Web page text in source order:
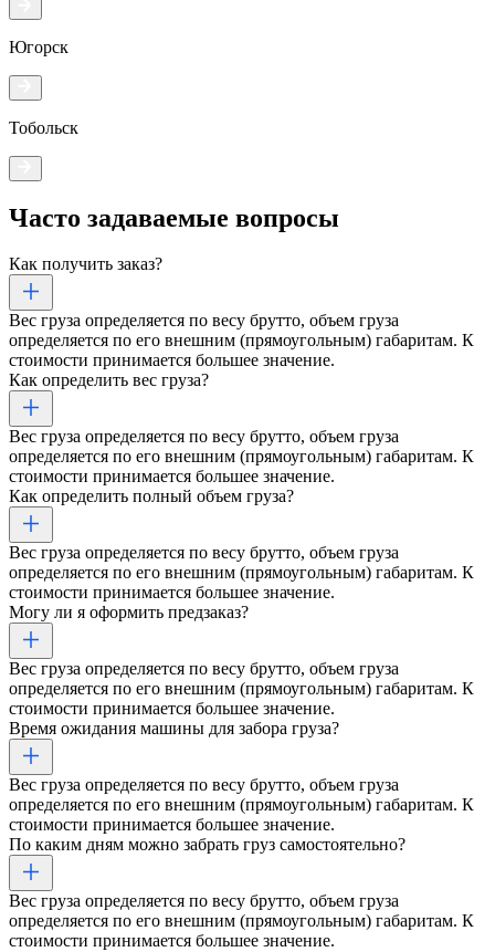
Югорск
Тобольск
Часто задаваемые вопросы
Как получить заказ?
Вес груза определяется по весу брутто, объем груза
определяется по его внешним (прямоугольным) габаритам. К
стоимости принимается большее значение.
Как определить вес груза?
Вес груза определяется по весу брутто, объем груза
определяется по его внешним (прямоугольным) габаритам. К
стоимости принимается большее значение.
Как определить полный объем груза?
Вес груза определяется по весу брутто, объем груза
определяется по его внешним (прямоугольным) габаритам. К
стоимости принимается большее значение.
Могу ли я оформить предзаказ?
Вес груза определяется по весу брутто, объем груза
определяется по его внешним (прямоугольным) габаритам. К
стоимости принимается большее значение.
Время ожидания машины для забора груза?
Вес груза определяется по весу брутто, объем груза
определяется по его внешним (прямоугольным) габаритам. К
стоимости принимается большее значение.
По каким дням можно забрать груз самостоятельно?
Вес груза определяется по весу брутто, объем груза
определяется по его внешним (прямоугольным) габаритам. К
стоимости принимается большее значение.